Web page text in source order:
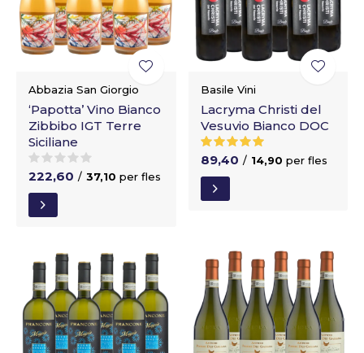
Abbazia San Giorgio
‘Papotta’ Vino Bianco
Zibbibo IGT Terre
Siciliane
222,60 / 37,10 per fles
Basile Vini
Lacryma Christi del
Vesuvio Bianco DOC
89,40 / 14,90 per fles